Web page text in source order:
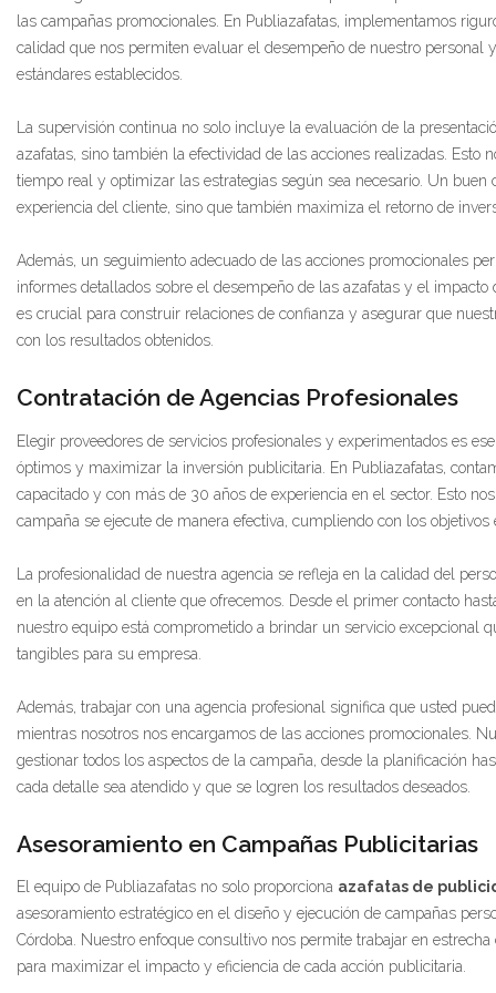
las campañas promocionales. En Publiazafatas, implementamos
calidad que nos permiten evaluar el desempeño de nuestro personal
estándares establecidos.
La supervisión continua no solo incluye la evaluación de la
azafatas, sino también la efectividad de las acciones realizadas. Esto
tiempo real y optimizar las estrategias según sea necesario. Un buen
experiencia del cliente, sino que también maximiza el retorno de
Además, un seguimiento adecuado de las acciones promocionales
informes detallados sobre el desempeño de las azafatas y el impacto
es crucial para construir relaciones de confianza y asegurar que
con los resultados obtenidos.
Contratación de Agencias Profesionales
Elegir proveedores de servicios profesionales y experimentados es
óptimos y maximizar la inversión publicitaria. En Publiazafatas,
capacitado y con más de 30 años de experiencia en el sector. Esto
campaña se ejecute de manera efectiva, cumpliendo con los
La profesionalidad de nuestra agencia se refleja en la calidad del
en la atención al cliente que ofrecemos. Desde el primer contacto
nuestro equipo está comprometido a brindar un servicio excepcional
tangibles para su empresa.
Además, trabajar con una agencia profesional significa que usted
mientras nosotros nos encargamos de las acciones promocionales.
gestionar todos los aspectos de la campaña, desde la planificación
cada detalle sea atendido y que se logren los resultados deseados.
Asesoramiento en Campañas Publicitarias
El equipo de Publiazafatas no solo proporciona azafatas de
asesoramiento estratégico en el diseño y ejecución de campañas
Córdoba. Nuestro enfoque consultivo nos permite trabajar en
para maximizar el impacto y eficiencia de cada acción publicitaria.